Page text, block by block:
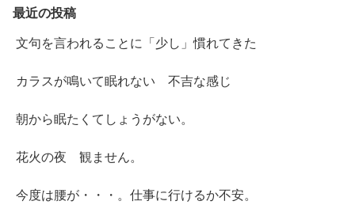
最近の投稿
文句を言われることに「少し」慣れてきた
カラスが鳴いて眠れない 不吉な感じ
朝から眠たくてしょうがない。
花火の夜 観ません。
今度は腰が・・・。仕事に行けるか不安。